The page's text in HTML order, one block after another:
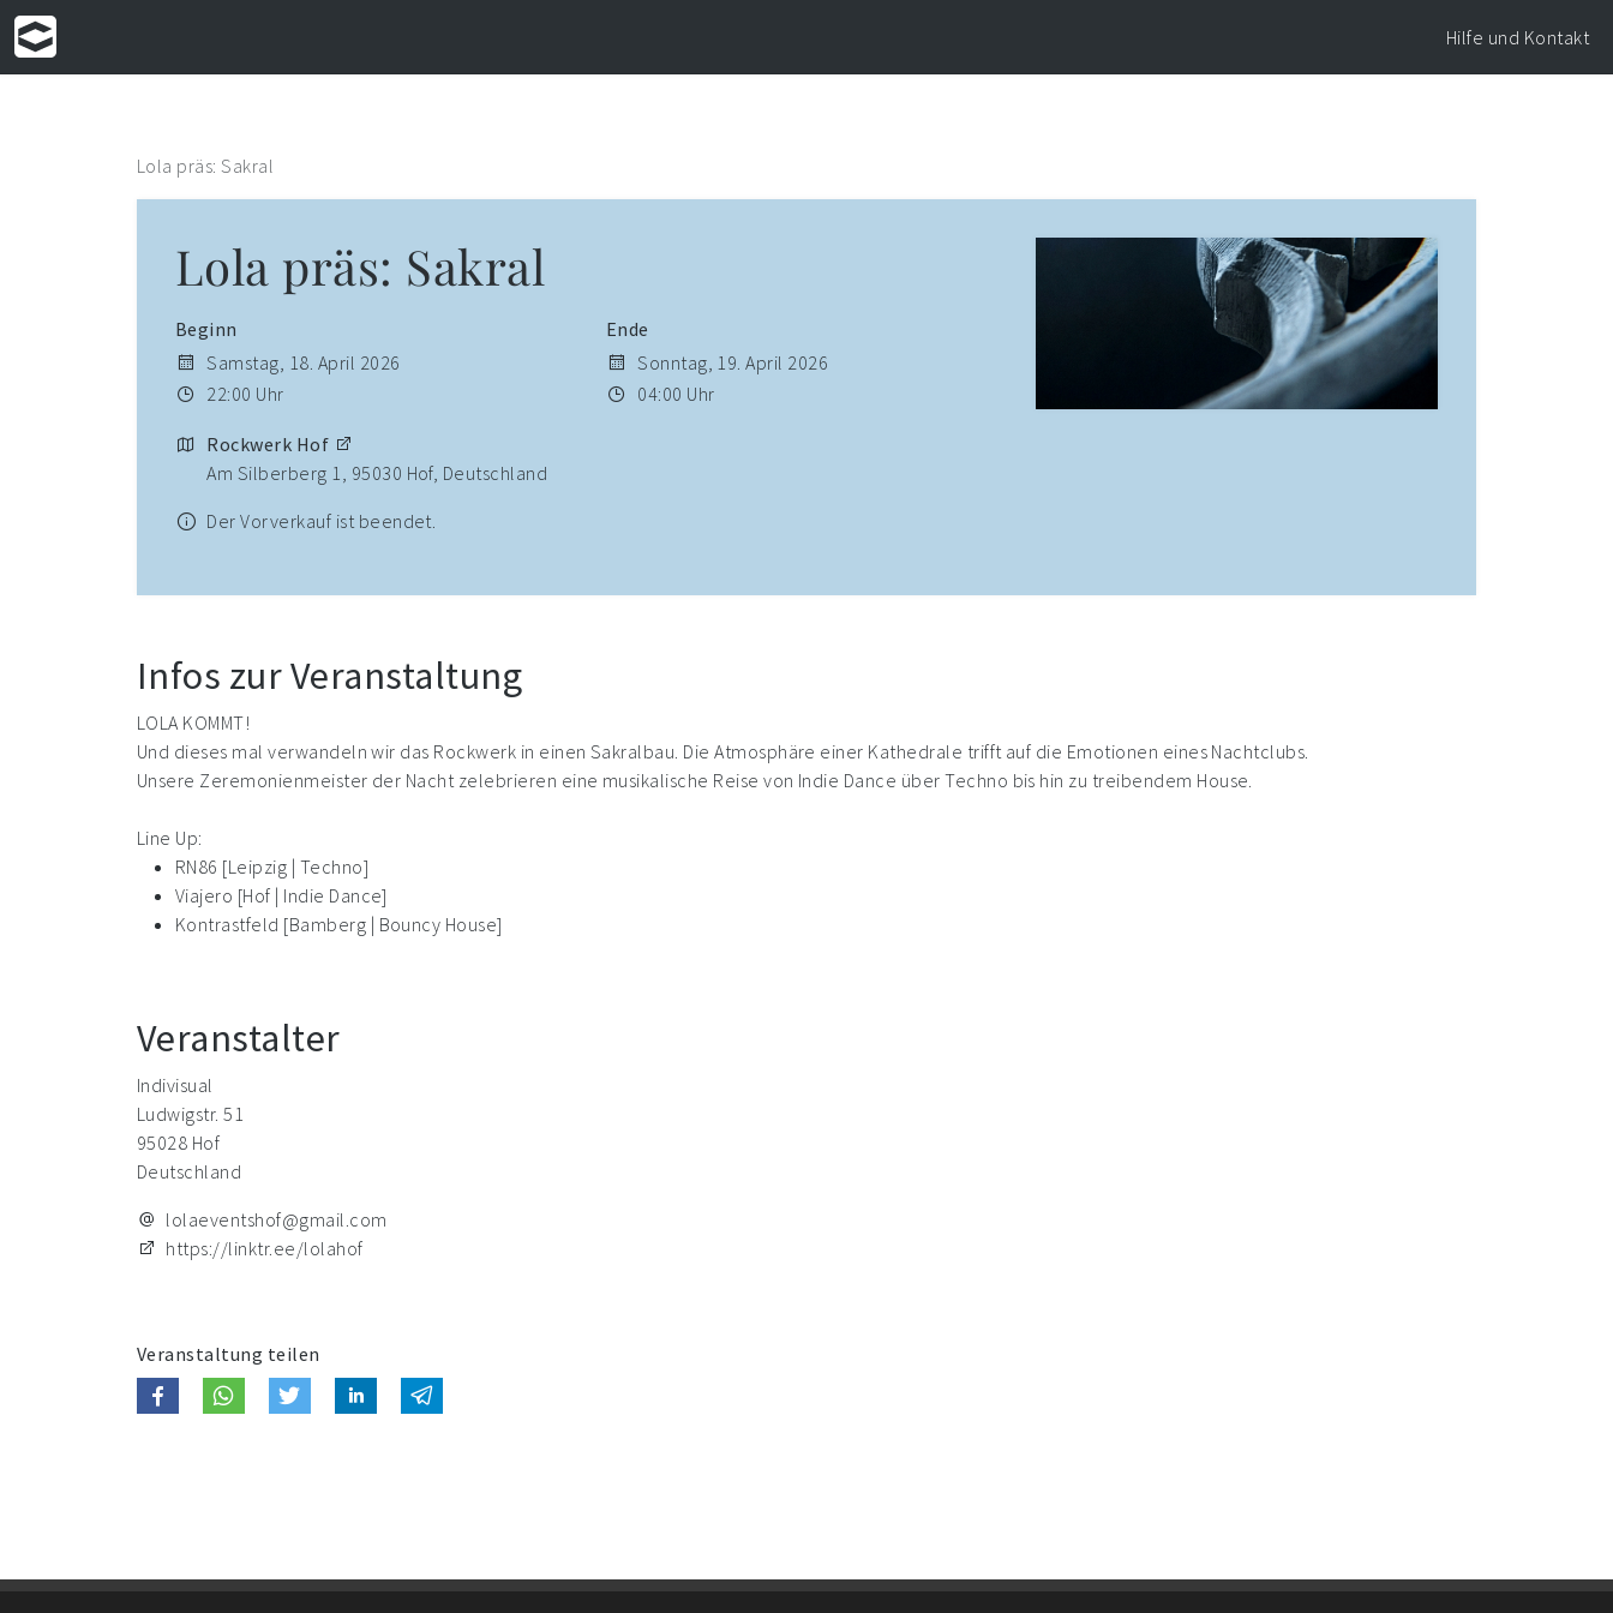
Hilfe und Kontakt
Lola präs: Sakral
Lola präs: Sakral
Beginn
Samstag, 18. April 2026
22:00 Uhr
Ende
Sonntag, 19. April 2026
04:00 Uhr
Rockwerk Hof
Am Silberberg 1, 95030 Hof, Deutschland
Der Vorverkauf ist beendet.
Infos zur Veranstaltung
LOLA KOMMT!
Und dieses mal verwandeln wir das Rockwerk in einen Sakralbau. Die Atmosphäre einer Kathedrale trifft auf die Emotionen eines Nachtclubs.
Unsere Zeremonienmeister der Nacht zelebrieren eine musikalische Reise von Indie Dance über Techno bis hin zu treibendem House.
Line Up:
RN86 [Leipzig | Techno]
Viajero [Hof | Indie Dance]
Kontrastfeld [Bamberg | Bouncy House]
Veranstalter
Indivisual
Ludwigstr. 51
95028 Hof
Deutschland
lolaeventshof@gmail.com
https://linktr.ee/lolahof
Veranstaltung teilen